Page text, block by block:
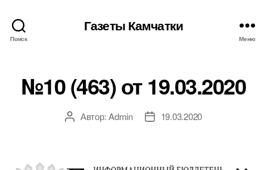
Поиск
Газеты Камчатки
Меню
№10 (463) от 19.03.2020
АвторАвтор:Admin
Дата19.03.2020